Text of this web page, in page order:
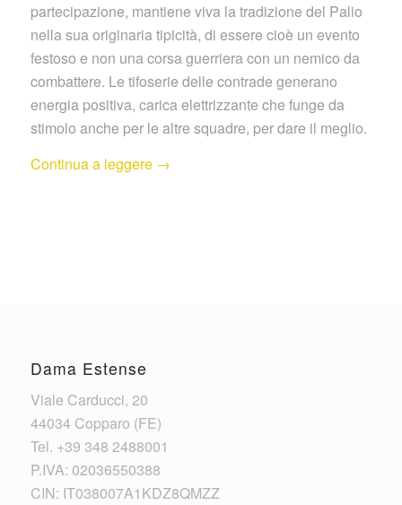
partecipazione, mantiene viva la tradizione del Palio
nella sua originaria tipicità, di essere cioè un evento
festoso e non una corsa guerriera con un nemico da
combattere. Le tifoserie delle contrade generano
energia positiva, carica elettrizzante che funge da
stimolo anche per le altre squadre, per dare il meglio.
Continua a leggere→
Dama Estense
Viale Carducci, 20
44034 Copparo (FE)
Tel. +39 348 2488001
P.IVA: 02036550388
CIN: IT038007A1KDZ8QMZZ